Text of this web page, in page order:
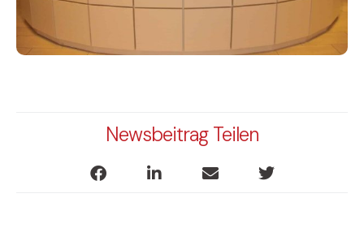
Newsbeitrag Teilen